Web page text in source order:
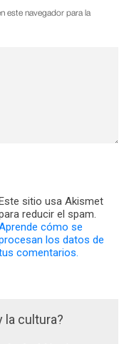
este navegador para la
Este sitio usa Akismet
reducir el spam.
cómo se
los datos de
comentarios.
la cultura?